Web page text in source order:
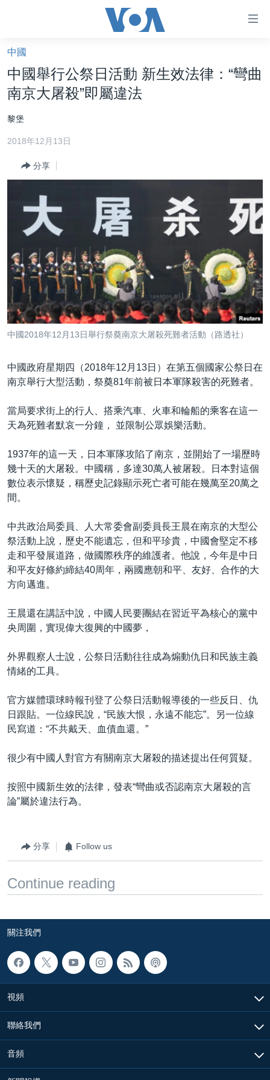
礙
鏈
接
跳
轉
內
索
美國大選2024
海外港人
新聞自由
揭謊頻道
美國
中國
國際
經貿
視頻
VOA 60秒 (國際)
美國專訊
視頻存檔
YOUTUBE頻道
時事經緯
新聞音頻
海外港人
港人港心
美國透視
建國史話
國語
關注我們
其他語言網站
中國
中國舉行公祭日活動 新生效法律：“彎曲
南京大屠殺”即屬違法
黎堡
2018年12月13日
分享
中國2018年12月13日舉行祭奠南京大屠殺死難者活動（路透社）
中國政府星期四（2018年12月13日）在第五個國家公祭日在
南京舉行大型活動，祭奠81年前被日本軍隊殺害的死難者。
當局要求街上的行人、搭乘汽車、火車和輪船的乘客在這一
天為死難者默哀一分鐘， 並限制公眾娛樂活動。
1937年的這一天，日本軍隊攻陷了南京，並開始了一場歷時
幾十天的大屠殺。中國稱，多達30萬人被屠殺。日本對這個
數位表示懷疑，稱歷史記錄顯示死亡者可能在幾萬至20萬之
間。
中共政治局委員、人大常委會副委員長王晨在南京的大型公
祭活動上說，歷史不能遺忘，但和平珍貴，中國會堅定不移
走和平發展道路，做國際秩序的維護者。他說，今年是中日
和平友好條約締結40周年，兩國應朝和平、友好、合作的大
方向邁進。
王晨還在講話中說，中國人民要團結在習近平為核心的黨中
央周圍，實現偉大復興的中國夢，
外界觀察人士說，公祭日活動往往成為煽動仇日和民族主義
情緒的工具。
官方媒體環球時報刊登了公祭日活動報導後的一些反日、仇
日跟貼。一位線民說，“民族大恨，永遠不能忘”。另一位線
民寫道：“不共戴天、血債血還。”
很少有中國人對官方有關南京大屠殺的描述提出任何質疑。
按照中國新生效的法律，發表“彎曲或否認南京大屠殺的言
論”屬於違法行為。
分享 Follow us
Continue reading
關注我們
視頻
聯絡我們
音頻